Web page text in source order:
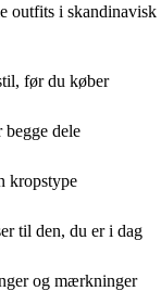
outfits i skandinavisk
før du køber
dele
kropstype
til den, du er i dag
og mærkninger